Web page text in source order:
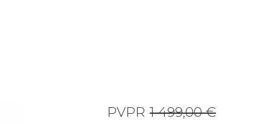
PVPR 1 499,00 €